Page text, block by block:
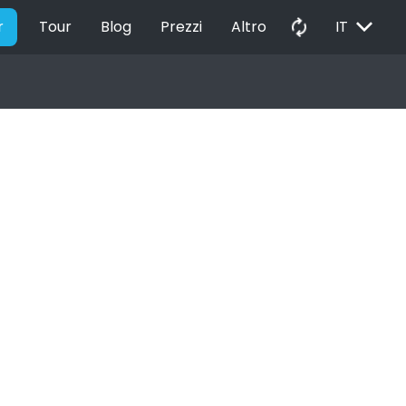
Tour Blog Prezzi Altro autorenew IT EXPAND_MORE